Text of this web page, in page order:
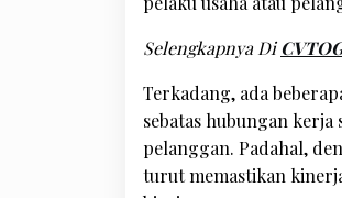
Selengkapnya Di
Terkadang, ada
sebatas hubungan
pelanggan. Padahal,
turut memastikan